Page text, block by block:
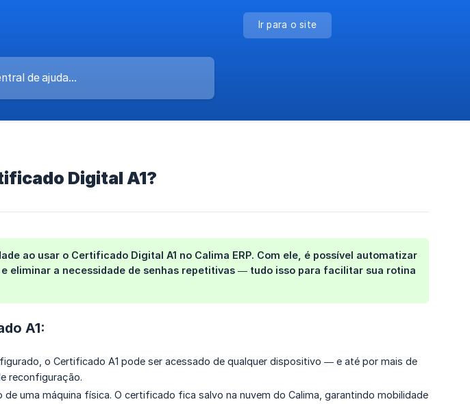
Ir para o site
Digital A1?
ao usar o Certificado Digital A1 no Calima ERP. Com ele, é possível automatizar
eliminar a necessidade de senhas repetitivas — tudo isso para facilitar sua rotina
A1:
o Certificado A1 pode ser acessado de qualquer dispositivo — e até por mais de
reconfiguração.
de uma máquina física. O certificado fica salvo na nuvem do Calima, garantindo mobilidade